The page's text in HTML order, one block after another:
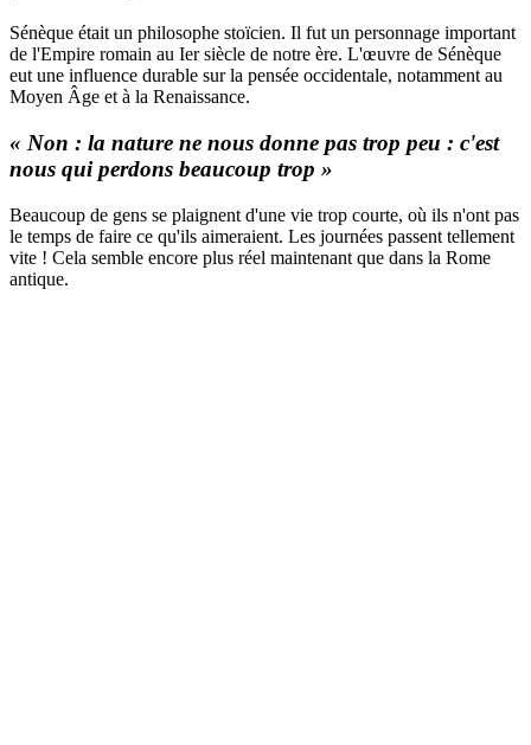
Sénèque était un philosophe stoïcien. Il fut un personnage important
de l'Empire romain au Ier siècle de notre ère. L'œuvre de Sénèque
eut une influence durable sur la pensée occidentale, notamment au
Moyen Âge et à la Renaissance.
« Non : la nature ne nous donne pas trop peu : c'est
nous qui perdons beaucoup trop »
Beaucoup de gens se plaignent d'une vie trop courte, où ils n'ont pas
le temps de faire ce qu'ils aimeraient. Les journées passent tellement
vite ! Cela semble encore plus réel maintenant que dans la Rome
antique.